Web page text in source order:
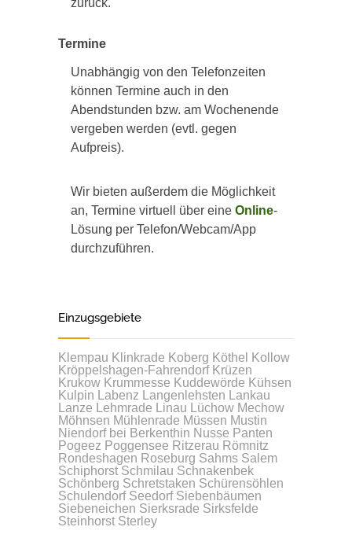
zurück.
Termine
Unabhängig von den Telefonzeiten
können Termine auch in den
Abendstunden bzw. am Wochenende
vergeben werden (evtl. gegen
Aufpreis).
Wir bieten außerdem die Möglichkeit
an, Termine virtuell über eine Online-
Lösung per Telefon/Webcam/App
durchzuführen.
Einzugsgebiete
Klempau Klinkrade Koberg Köthel
Kollow
Kröppelshagen-Fahrendorf Krüzen
Krukow Krummesse Kuddewörde Kühsen
Kulpin
Labenz Langenlehsten
Lankau
Lanze
Lehmrade Linau Lüchow Mechow
Möhnsen Mühlenrade Müssen Mustin
Niendorf bei Berkenthin Nusse Panten
Pogeez Poggensee Ritzerau Römnitz
Rondeshagen Roseburg Sahms Salem
Schiphorst Schmilau Schnakenbek
Schönberg Schretstaken Schürensöhlen
Schulendorf Seedorf Siebenbäumen
Siebeneichen Sierksrade Sirksfelde
Steinhorst Sterley